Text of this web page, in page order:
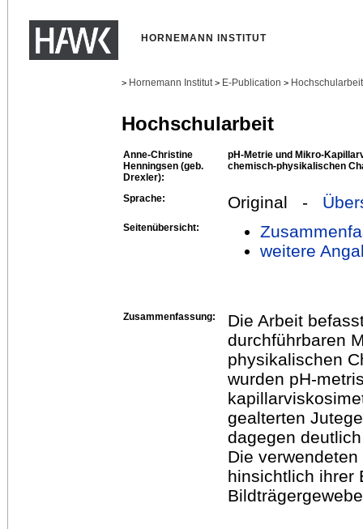
HORNEMANN INSTITUT
> Hornemann Institut > E-Publication >
Hochschularbeit
Anne-Christine
Henningsen (geb.
Drexler):
pH-Metrie und Mikro-
chemisch-physikalischen
Sprache: Original -
Seitenübersicht:
weitere
Zusammenfassung:
Die Arbeit
durchführbaren
physikalischen
wurden pH-
gealterten
dagegen
Die
hinsichtlich ihrer